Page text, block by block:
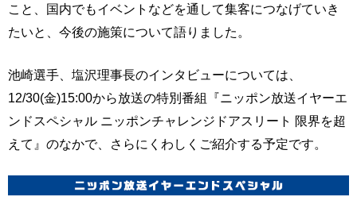
こと、国内でもイベントなどを通して集客につなげていき
たいと、今後の施策について語りました。
池崎選手、塩沢理事長のインタビューについては、
12/30(金)15:00から放送の特別番組『ニッポン放送イヤーエ
ンドスペシャル ニッポンチャレンジドアスリート 限界を超
えて』のなかで、さらにくわしくご紹介する予定です。